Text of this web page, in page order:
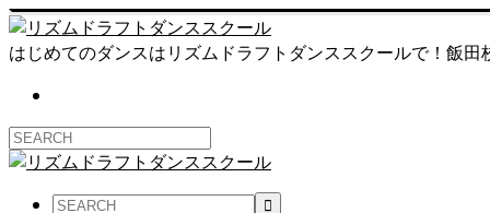
はじめてのダンスはリズムドラフトダンススクールで！飯田